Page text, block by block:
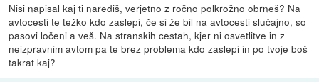
Nisi napisal kaj ti narediš, verjetno z ročno polkrožno obrneš? Na
avtocesti te težko kdo zaslepi, če si že bil na avtocesti slučajno, so
pasovi ločeni a veš. Na stranskih cestah, kjer ni osvetlitve in z
neizpravnim avtom pa te brez problema kdo zaslepi in po tvoje boš
takrat kaj?